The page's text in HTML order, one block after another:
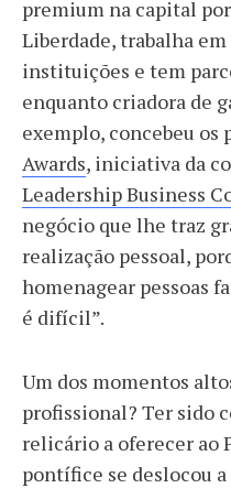
premium na capital
Liberdade, trabalha
instituições e tem
enquanto criadora de
exemplo, concebeu os
Awards, iniciativa da
Leadership Business
negócio que lhe traz
realização pessoal,
homenagear pessoas
é difícil”.
Um dos momentos
profissional? Ter sido
relicário a oferecer ao
pontífice se deslocou a